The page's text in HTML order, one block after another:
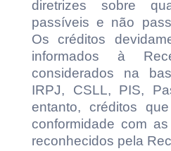
diretrizes sobre
passíveis e não
Os créditos
informados à
considerados na
IRPJ, CSLL, PIS,
entanto, créditos
conformidade com
reconhecidos pela